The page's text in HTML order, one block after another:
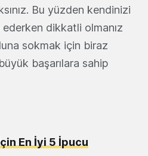
Bu yüzden kendinizi
dikkatli olmanız
sokmak için biraz
başarılara sahip
En İyi 5 İpucu